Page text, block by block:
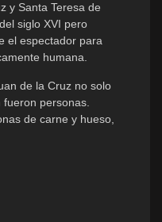
y Santa Teresa de
siglo XVI pero
el espectador para
humana.
de la Cruz no solo
personas.
de carne y hueso,